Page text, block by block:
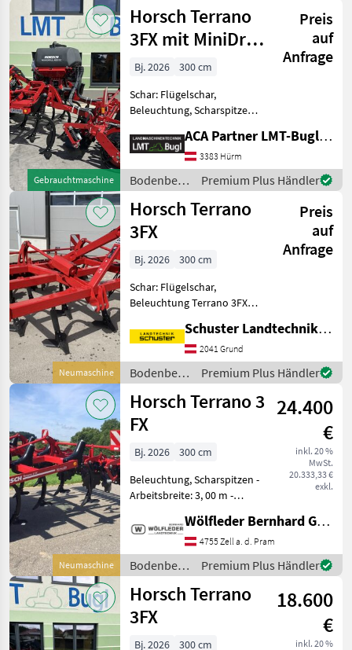
Hydr. Randscheibe,
MulchMix HM Plus
/ Horsch
Gebrauchtmaschine
Horsch Terrano
3FX mit MiniDrill
400 CC
Preis
auf
Anfrage
Bj. 2026
300 cm
Schar: Flügelschar,
Beleuchtung, Scharspitzen,
Terrano 3FX *
Dreipunktanhängung Kat
II/III * 10Stk. TerraGrip
Zinken (Überlastgesichert) *
Rahm
ACA Partner LMT-Bugl GmbH
3383 Hürm
Bodenbearbeitung
/ Horsch
Premium Plus Händler
Neumaschine
Horsch Terrano
3FX
Preis
auf
Anfrage
Bj. 2026
300 cm
Schar: Flügelschar,
Beleuchtung Terrano 3FX
sofort verfügbar:
Arbeitsbreite 300cm,
Rahmenhöhe 85cm, 10
Zinken, Mulch-Mix
Scharspitze, optiona
Schuster Landtechnik Grund
2041 Grund
Bodenbearbeitung
/ Horsch
Premium Plus Händler
Neumaschine
Horsch Terrano 3
FX
24.400
€
inkl. 20 %
MwSt.
20.333,33 €
exkl.
Bj. 2026
300 cm
Beleuchtung, Scharspitzen -
Arbeitsbreite: 3, 00 m -
Transporthöhe: 2, 05 m -
Länge: 3, 80 m - Gewicht
TerraGrip: 1860 kg - Anzahl
der Zinken:
Wölfleder Bernhard GmbH
4755 Zell a. d. Pram
Bodenbearbeitung
/ Horsch
Premium Plus Händler
Horsch Terrano
3FX
18.600
€
inkl. 20 %
Bj. 2026
300 cm